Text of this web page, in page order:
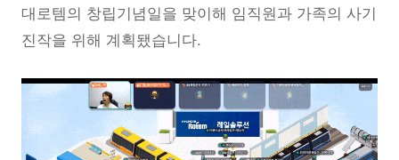
대로템의 창립기념일을 맞이해 임직원과 가족의 사기
진작을 위해 계획됐습니다.